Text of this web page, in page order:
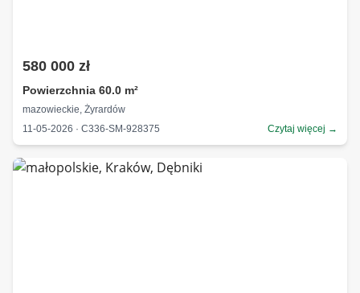
580 000 zł
Powierzchnia 60.0 m²
mazowieckie, Żyrardów
11-05-2026 · C336-SM-928375
Czytaj więcej →